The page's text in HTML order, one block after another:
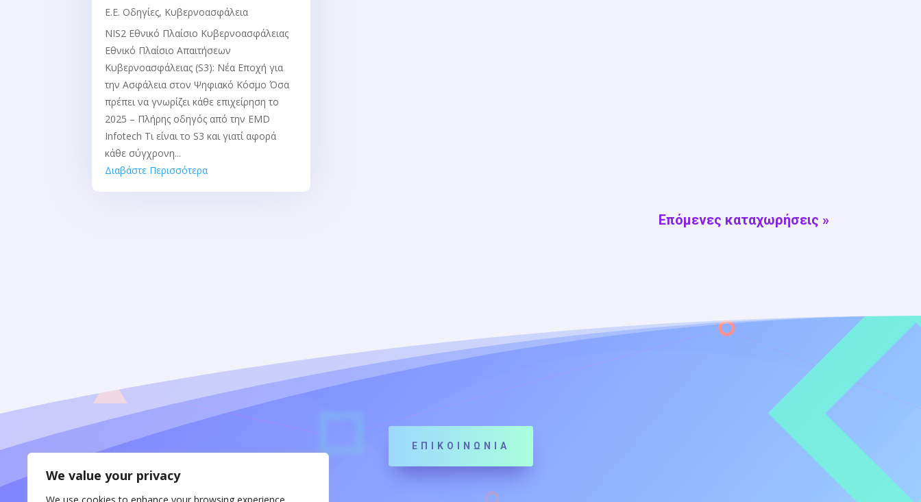
We value your privacy
Ε.Ε. Οδηγίες, Κυβερνοασφάλεια
NIS2 Εθνικό Πλαίσιο Κυβερνοασφάλειας
Εθνικό Πλαίσιο Απαιτήσεων
Κυβερνοασφάλειας (S3): Νέα Εποχή για
την Ασφάλεια στον Ψηφιακό Κόσμο Όσα
πρέπει να γνωρίζει κάθε επιχείρηση το
2025 – Πλήρης οδηγός από την EMD
Infotech Τι είναι το S3 και γιατί αφορά
κάθε σύγχρονη...
Διαβάστε Περισσότερα
Επόμενες καταχωρήσεις »
ΕΠΙΚΟΙΝΩΝΙΑ